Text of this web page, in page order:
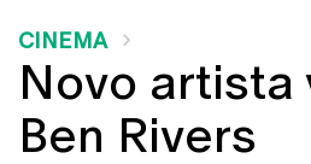
CINEMA
Novo artista
Ben Rivers